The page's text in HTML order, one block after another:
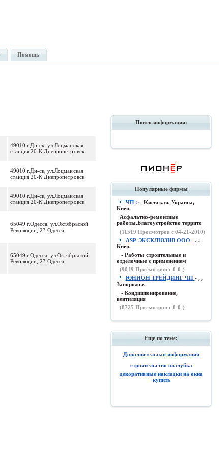
Помощь
49010 г.Дн-ск, ул.Лоцманская
станция 20-К Днепропетровск
49010 г.Дн-ск, ул.Лоцманская
станция 20-К Днепропетровск
49010 г.Дн-ск, ул.Лоцманская
станция 20-К Днепропетровск
65049 г.Одесса, ул.Октябрьской
Революции, 23 Одесса
65049 г.Одесса, ул.Октябрьской
Революции, 23 Одесса
Поиск информации:
Популярные фирмы
ЧП >- Киевская, Украина,
Киев.
Асфальтно-ремонтные
работы.Благоустройство террито
(11519 Просмотров с 04-21-2010)
ASP-ЭКСКЛЮЗИВ ООО - , ,
Киев.
- Работы строительные и
отделочные с применением
(9019 Просмотров с 0-0-)
ЮНИОН ТРЕЙДИНГ ЧП - , ,
Запорожье.
- Кондиционирование,
вентиляция
(8725 Просмотров с 0-0-)
Еще по теме:
Дополнительная информация
строительство опалубка
декоративные накладки на окна
купить